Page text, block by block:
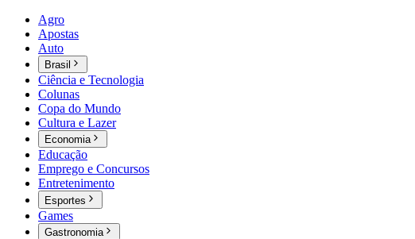
Agro
Apostas
Auto
Brasil
Ciência e Tecnologia
Colunas
Copa do Mundo
Cultura e Lazer
Economia
Educação
Emprego e Concursos
Entretenimento
Esportes
Games
Gastronomia